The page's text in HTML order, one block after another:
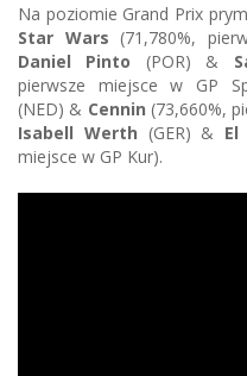
Na poziomie Grand Prix
Star Wars (71,780%,
Daniel Pinto (POR) &
pierwsze miejsce w GP
(NED) & Cennin (73,660%,
Isabell Werth (GER) & El
miejsce w GP Kur).